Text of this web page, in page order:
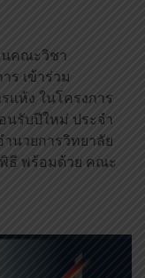
นคณะวิชา
ร เข้าร่วม
แห้ง ในโครงการ
นรับปีใหม่ ประจำ
นวยการวิทยาลัย
ธี พร้อมด้วย คณะ